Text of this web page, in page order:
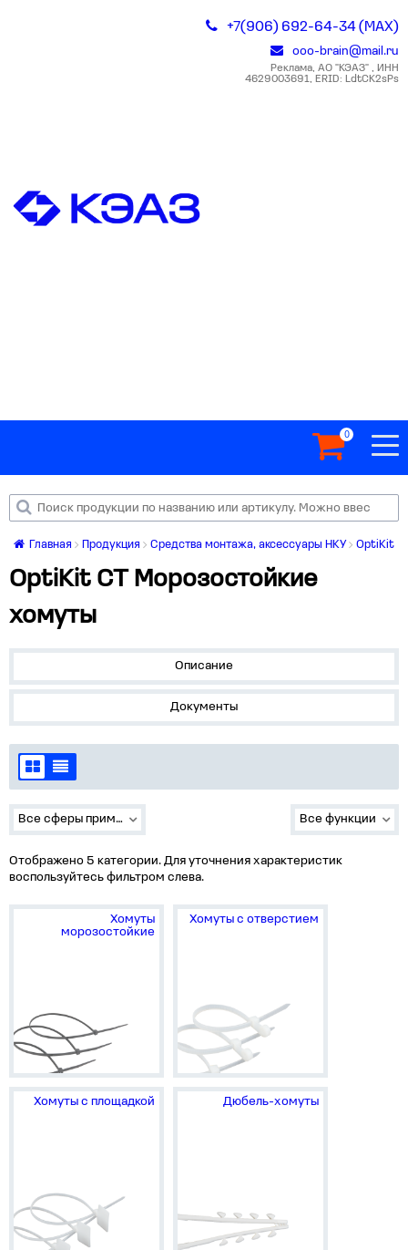
+7(906) 692-64-34 (MAX)
ooo-brain@mail.ru
Реклама, АО "КЭАЗ" , ИНН
4629003691, ERID: LdtCK2sPs
0
Главная Продукция Средства монтажа, аксессуары НКУ OptiKit
OptiKit CT Морозостойкие
хомуты
Описание
Документы
Все сферы применения Все функции
Отображено 5 категории. Для уточнения характеристик
воспользуйтесь фильтром слева.
Хомуты
морозостойкие
Хомуты с отверстием
Хомуты с площадкой Дюбель-хомуты